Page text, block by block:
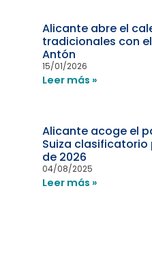
Alicante abre el
tradicionales con
Antón
15/01/2026
Leer más »
Alicante acoge el
Suiza clasificatorio
de 2026
04/08/2025
Leer más »